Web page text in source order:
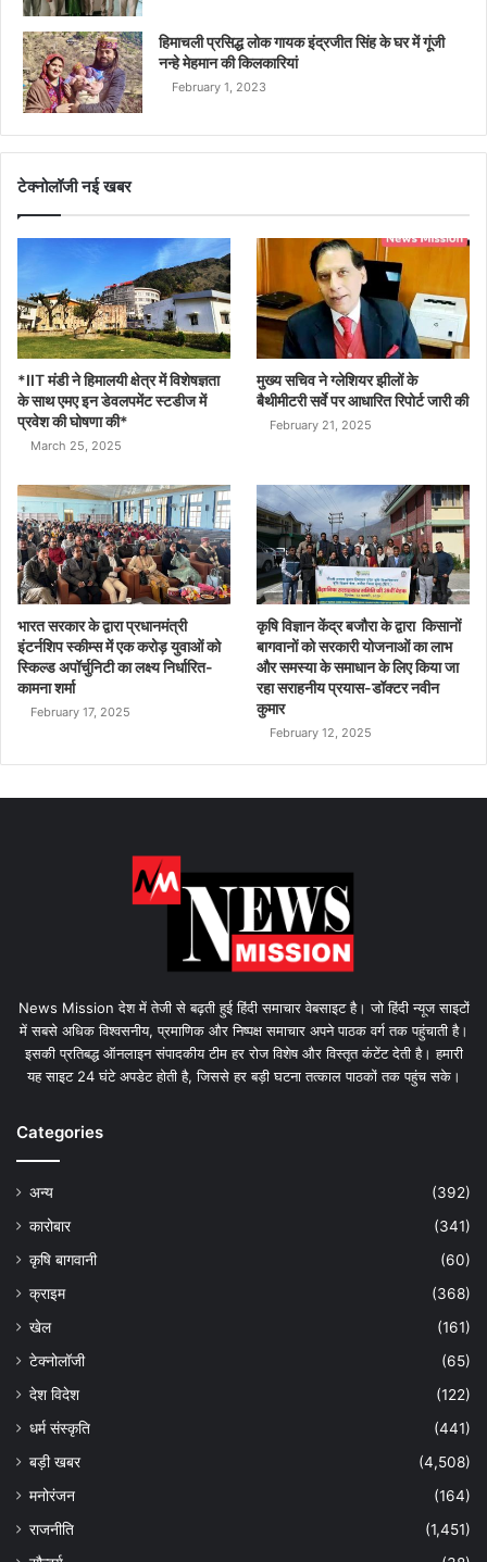
हिमाचली प्रसिद्ध लोक गायक इंद्रजीत सिंह के घर में गूंजी
नन्हे मेहमान की किलकारियां
February 1, 2023
टेक्नोलॉजी नई खबर
*IIT मंडी ने हिमालयी क्षेत्र में विशेषज्ञता
के साथ एमए इन डेवलपमेंट स्टडीज में
प्रवेश की घोषणा की*
March 25, 2025
मुख्य सचिव ने ग्लेशियर झीलों के
बैथीमीटरी सर्वे पर आधारित रिपोर्ट जारी की
February 21, 2025
भारत सरकार के द्वारा प्रधानमंत्री
इंटर्नशिप स्कीम्स में एक करोड़ युवाओं को
स्किल्ड अपॉर्चुनिटी का लक्ष्य निर्धारित-
कामना शर्मा
February 17, 2025
कृषि विज्ञान केंद्र बजौरा के द्वारा किसानों
बागवानों को सरकारी योजनाओं का लाभ
और समस्या के समाधान के लिए किया जा
रहा सराहनीय प्रयास-डॉक्टर नवीन
कुमार
February 12, 2025
News Mission देश में तेजी से बढ़ती हुई हिंदी समाचार वेबसाइट है। जो हिंदी न्यूज साइटों
में सबसे अधिक विश्वसनीय, प्रमाणिक और निष्पक्ष समाचार अपने पाठक वर्ग तक पहुंचाती है।
इसकी प्रतिबद्ध ऑनलाइन संपादकीय टीम हर रोज विशेष और विस्तृत कंटेंट देती है। हमारी
यह साइट 24 घंटे अपडेट होती है, जिससे हर बड़ी घटना तत्काल पाठकों तक पहुंच सके।
Categories
अन्य
(392)
कारोबार
(341)
कृषि बागवानी
(60)
क्राइम
(368)
खेल
(161)
टेक्नोलॉजी
(65)
देश विदेश
(122)
धर्म संस्कृति
(441)
बड़ी खबर
(4,508)
मनोरंजन
(164)
राजनीति
(1,451)